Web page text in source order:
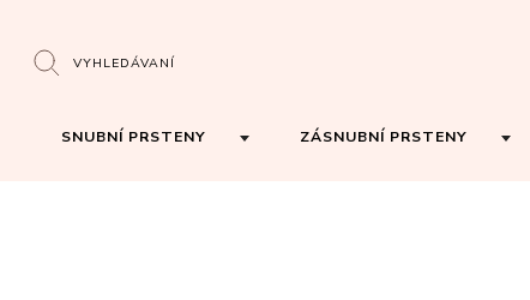
VYHLEDÁVANÍ
SNUBNÍ PRSTENY ZÁSNUBNÍ PRSTENY